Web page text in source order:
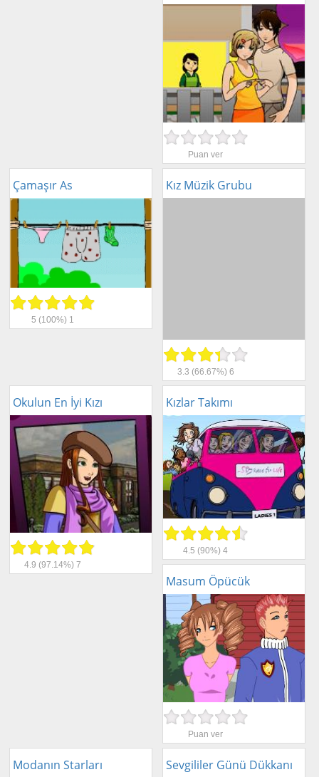
Puan ver
Çamaşır As
5 (100%) 1
Kız Müzik Grubu
3.3 (66.67%) 6
Okulun En İyi Kızı
4.9 (97.14%)7
Kızlar Takımı
4.5 (90%)4
Masum Öpücük
Puan ver
Modanın Starları Sevgililer Günü Dükkanı